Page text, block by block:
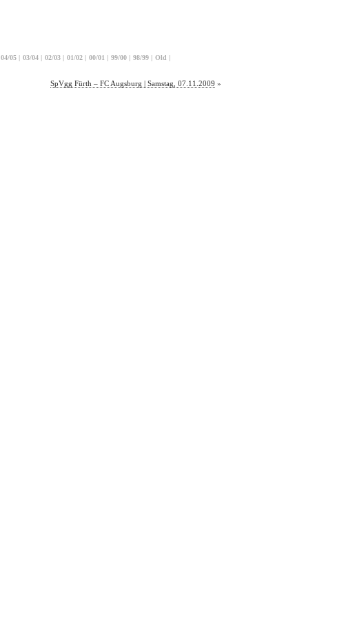
04/05 | 03/04 | 02/03 | 01/02 | 00/01 | 99/00 | 98/99 | Old |
SpVgg Fürth – FC Augsburg | Samstag, 07.11.2009 »